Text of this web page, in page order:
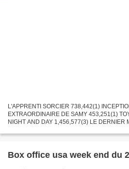
L'APPRENTI SORCIER 738,442(1)
EXTRAORDINAIRE DE SAMY 453,251(1)
NIGHT AND DAY 1,456,577(3) LE DERNIER
Box office usa week end du